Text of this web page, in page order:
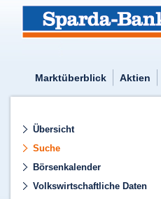
Marktüberblick Aktien
Übersicht
Suche
Börsenkalender
Volkswirtschaftliche Daten